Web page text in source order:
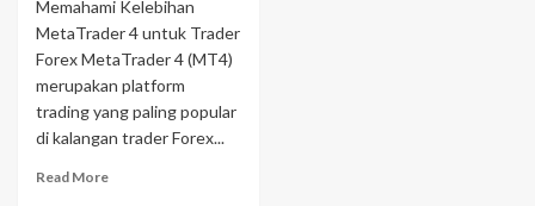
Memahami Kelebihan
MetaTrader 4 untuk Trader
Forex MetaTrader 4 (MT4)
merupakan platform
trading yang paling popular
di kalangan trader Forex...
Read More